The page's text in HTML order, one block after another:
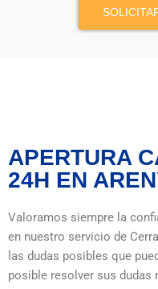
APERTURA
24H EN
Valoramos siempre la
en nuestro servicio de
las dudas posibles que
posible resolver sus dudas